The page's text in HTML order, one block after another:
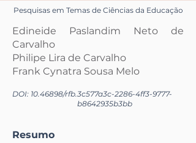
Pesquisas em Temas de Ciências da Educação
Edineide Paslandim Neto de
Carvalho
Philipe Lira de Carvalho
Frank Cynatra Sousa Melo
DOI: 10.46898/rfb.3c577a3c-2286-4ff3-9777-
b8642935b3bb
Resumo